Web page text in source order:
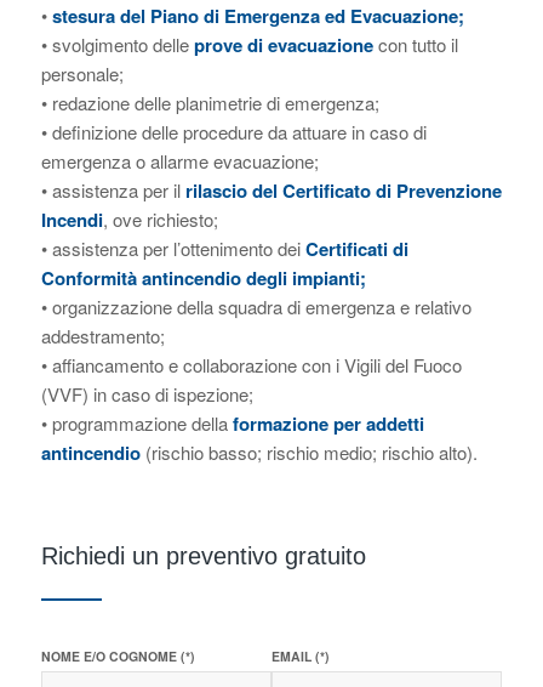
•stesura del Piano di Emergenza ed Evacuazione;
• svolgimento delleprove di evacuazionecon tutto il
personale;
• redazione delle planimetrie di emergenza;
• definizione delle procedure da attuare in caso di
emergenza o allarme evacuazione;
• assistenza per il rilascio del Certificato di Prevenzione
Incendi, ove richiesto;
• assistenza per l’ottenimento deiCertificati di
Conformità antincendio degli impianti;
• organizzazione della squadra di emergenza e relativo
addestramento;
• affiancamento e collaborazione con i Vigili del Fuoco
(VVF) in caso di ispezione;
• programmazione dellaformazione per addetti
antincendio(rischio basso; rischio medio; rischio alto).
Richiedi un preventivo gratuito
NOME E/O COGNOME (*) EMAIL (*)